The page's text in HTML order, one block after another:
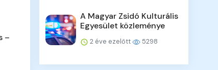
–
A Magyar Zsidó Kulturális
Egyesület közleménye
2 éve ezelőtt 5298